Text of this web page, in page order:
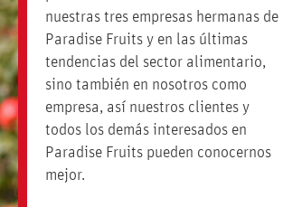
nuestras tres empresas hermanas de
Paradise Fruits y en las últimas
tendencias del sector alimentario,
sino también en nosotros como
empresa, así nuestros clientes y
todos los demás interesados en
Paradise Fruits pueden conocernos
mejor.